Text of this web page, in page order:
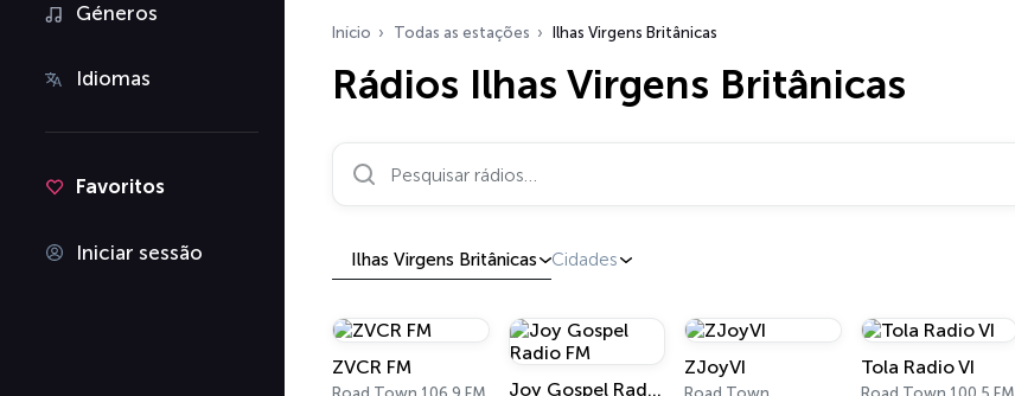
Géneros
Idiomas
Favoritos
Iniciar sessão
Início Todas as estações Ilhas Virgens Britânicas
Rádios Ilhas Virgens Britânicas
Pesquisar rádios…
Ilhas Virgens Britânicas Cidades
ZVCR FM
Joy Gospel Radio FM
ZJoyVI Tola Radio VI